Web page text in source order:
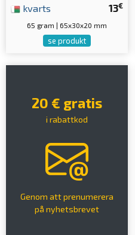
13€
kvarts
65 gram | 65x30x20 mm
se produkt
20 € gratis
i rabattkod
Genom att prenumerera
på nyhetsbrevet